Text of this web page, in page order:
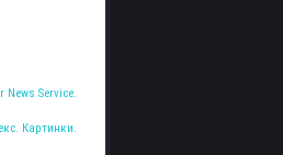
News Service.
Картинки.